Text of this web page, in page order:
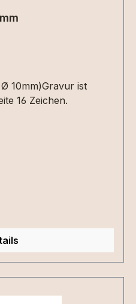
10mm)Gravur ist
16 Zeichen.